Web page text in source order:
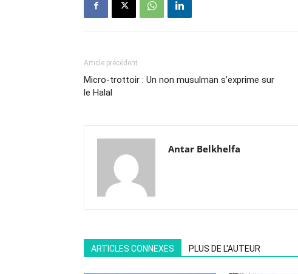
Article précédent
Micro-trottoir : Un non musulman s’exprime sur
le Halal
Antar Belkhelfa
ARTICLES CONNEXES PLUS DE L'AUTEUR